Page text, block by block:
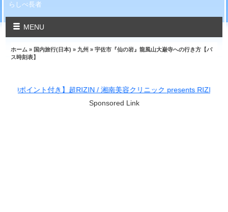
らしべ長者
MENU
ホーム » 国内旅行(日本) » 九州 » 宇佐市『仙の岩』龍風山大巌寺への行き方【バ
ス時刻表】
超RIZIN / 湘南美容クリニック presents RIZIN.38
Sponsored Link